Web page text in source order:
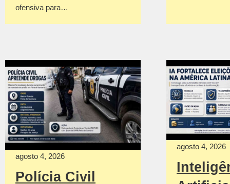
ofensiva para…
agosto 4, 2026
Polícia Civil
agosto 4, 2026